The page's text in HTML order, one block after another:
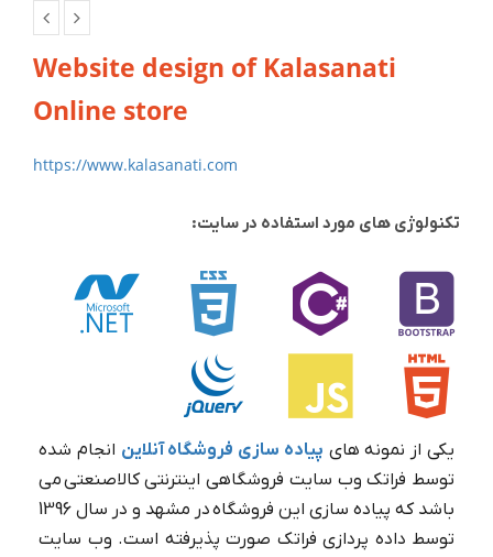
Website design of Kalasanati
Online store
https://www.kalasanati.com
تکنولوژی های مورد استفاده در سایت:
یکی از نمونه های پیاده سازی فروشگاه آنلاین انجام شده
توسط فراتک وب سایت فروشگاهی اینترنتی کالاصنعتی می
باشد که پیاده سازی این فروشگاه در مشهد و در سال 1396
توسط داده پردازی فراتک صورت پذیرفته است. وب سایت